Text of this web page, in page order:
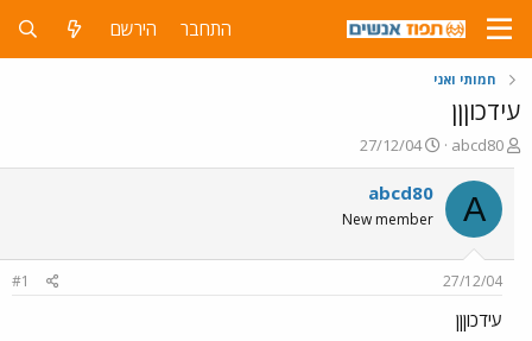
התחבר הירשם
חמותי ואני
עידכוןןן
פ
ו
ת
ח
ה
ש
א
abcd80
פ
ו
ר
ם
27/12/04
A
abcd80
New member
27/12/04
#1
עידכוןןן